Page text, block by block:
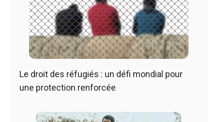
Le droit des réfugiés : un défi mondial pour
une protection renforcée